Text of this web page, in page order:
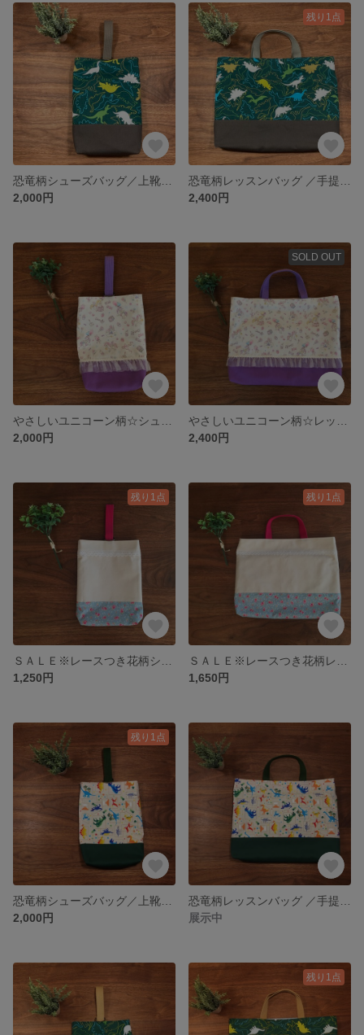
2,000円
残り1点
2,400円
2,000円
SOLD OUT
2,400円
残り1点
1,250円
残り1点
1,650円
残り1点
2,000円
展示中
残り1点